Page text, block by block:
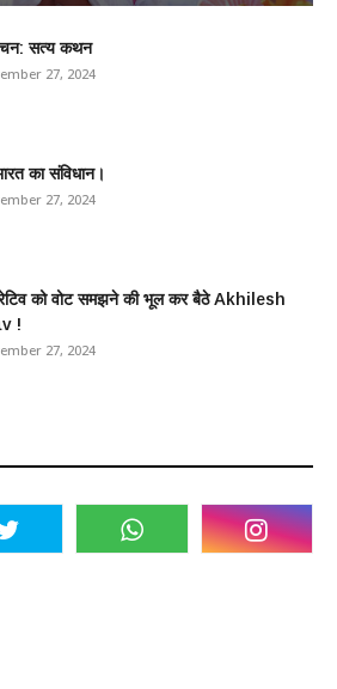
सत्य कथन
27, 2024
का संविधान।
27, 2024
को वोट समझने की भूल कर बैठे Akhilesh
!
27, 2024